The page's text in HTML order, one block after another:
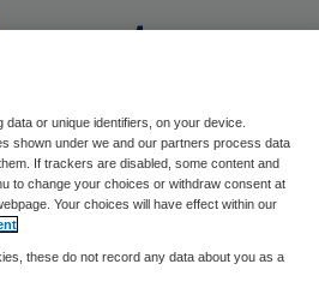
or unique identifiers, on your device.
shown under we and our partners process data
If trackers are disabled, some content and
to change your choices or withdraw consent at
Your choices will have effect within our
these do not record any data about you as a